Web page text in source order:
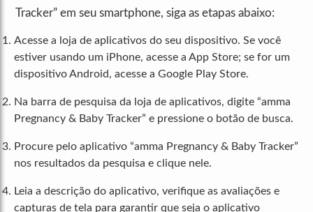
Tracker” em seu smartphone, siga as etapas abaixo:
Acesse a loja de aplicativos do seu dispositivo. Se você
estiver usando um iPhone, acesse a App Store; se for um
dispositivo Android, acesse a Google Play Store.
Na barra de pesquisa da loja de aplicativos, digite “amma
Pregnancy & Baby Tracker” e pressione o botão de busca.
Procure pelo aplicativo “amma Pregnancy & Baby Tracker”
nos resultados da pesquisa e clique nele.
Leia a descrição do aplicativo, verifique as avaliações e
capturas de tela para garantir que seja o aplicativo